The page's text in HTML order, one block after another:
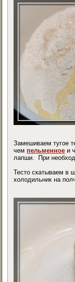
Замешиваем тугое
чем пельменное и
лапши. При
Тесто скатываем в
холодильник на